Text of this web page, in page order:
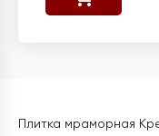
Плитка мраморная